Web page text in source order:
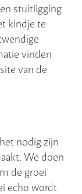
stuitligging
kindje te
vinden
van de
nodig zijn
We doen
de groei
echo wordt